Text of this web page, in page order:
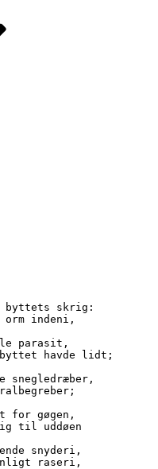
byttets skrig:
orm indeni,
parasit,
byttet havde lidt;
snegledræber,
for gøgen,
mig til uddøen
snyderi,
raseri,